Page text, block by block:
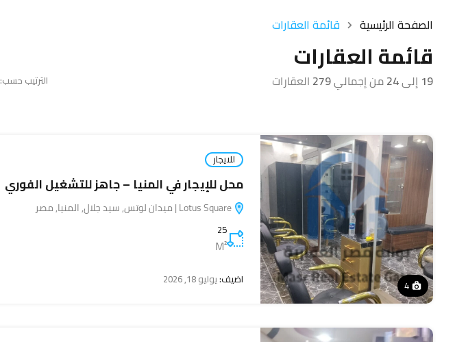
الصفحة الرئيسية قائمة العقارات
قائمة العقارات
19 إلى24من إجمالي279 العقارات الترتيب حسب:
4
للايجار
محل للإيجار في المنيا – جاهز للتشغيل الفوري
25
M²
اضيف:يوليو 18, 2026